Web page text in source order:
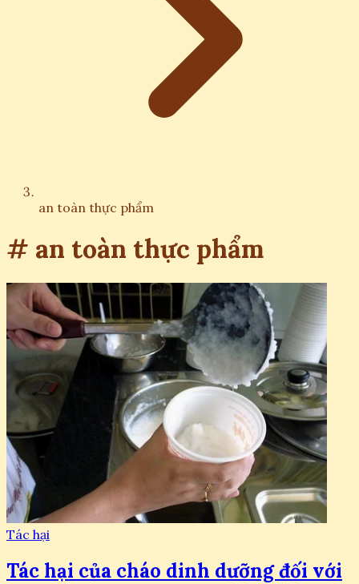
an toàn thực phẩm
# an toàn thực phẩm
Tác hại
Tác hại của cháo dinh dưỡng đối với